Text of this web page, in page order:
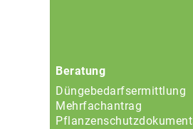
Beratung
Düngebedarfsermittlung
Mehrfachantrag